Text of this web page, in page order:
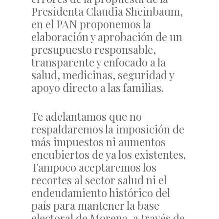
Presidenta Claudia Sheinbaum,
en el PAN proponemos la
elaboración y aprobación de un
presupuesto responsable,
transparente y enfocado a la
salud, medicinas, seguridad y
apoyo directo a las familias.
Te adelantamos que no
respaldaremos la imposición de
más impuestos ni aumentos
encubiertos de ya los existentes.
Tampoco aceptaremos los
recortes al sector salud ni el
endeudamiento histórico del
país para mantener la base